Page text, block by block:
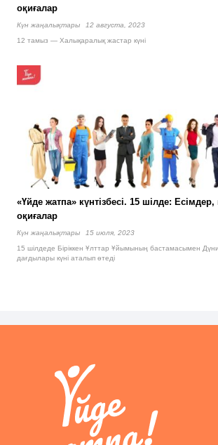
оқиғалар
Күн жаңалықтары
12 августа, 2023
12 тамыз — Халықаралық жастар күні
«Үйде жатпа» күнтізбесі. 15 шілде:
оқиғалар
Күн жаңалықтары
15 июля, 2023
15 шілдеде Біріккен Ұлттар Ұйымының бастамасымен
дағдылары күні аталып өтеді